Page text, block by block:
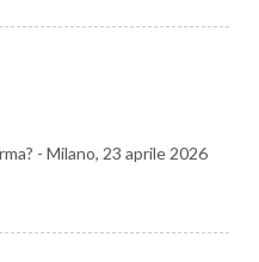
- Milano, 23 aprile 2026